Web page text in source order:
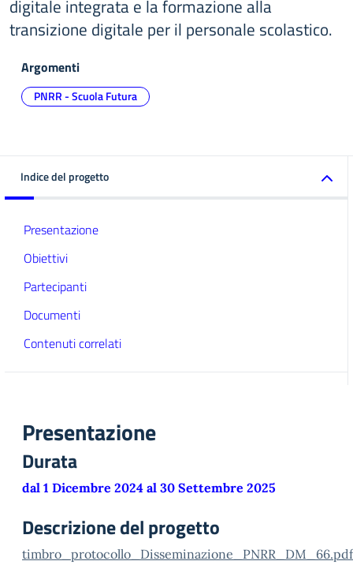
digitale integrata e la formazione alla
transizione digitale per il personale scolastico.
Argomenti
PNRR - Scuola Futura
Indice del progetto
Presentazione
Obiettivi
Partecipanti
Documenti
Contenuti correlati
Presentazione
Durata
dal 1 Dicembre 2024 al 30 Settembre 2025
Descrizione del progetto